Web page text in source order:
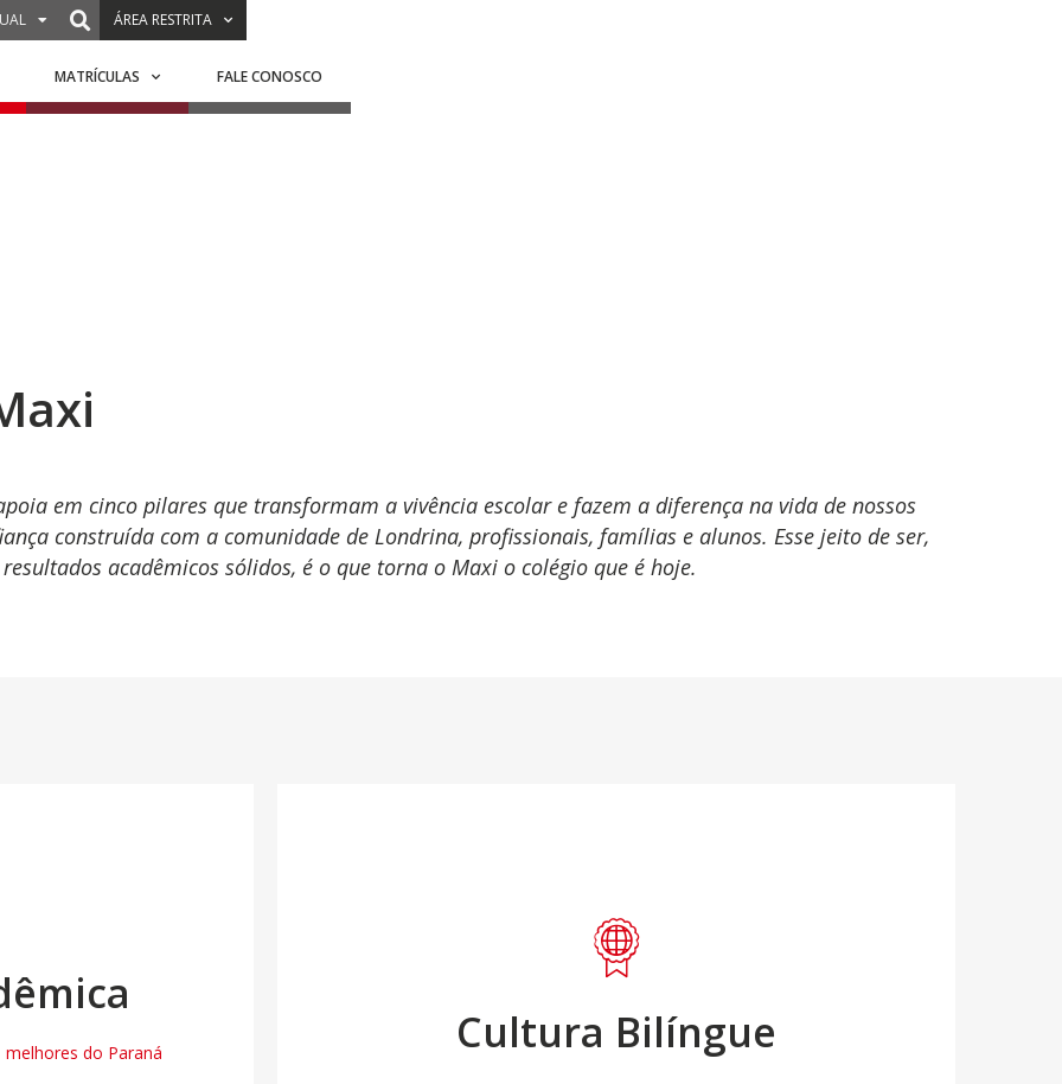
ÁREA RESTRITA
MATRÍCULAS FALE CONOSCO
em cinco pilares que transformam a vivência escolar e fazem a diferença na vida de nossos
construída com a comunidade de Londrina, profissionais, famílias e alunos. Esse jeito de ser,
acadêmicos sólidos, é o que torna o Maxi o colégio que é hoje.
do Paraná Cultura Bilíngue